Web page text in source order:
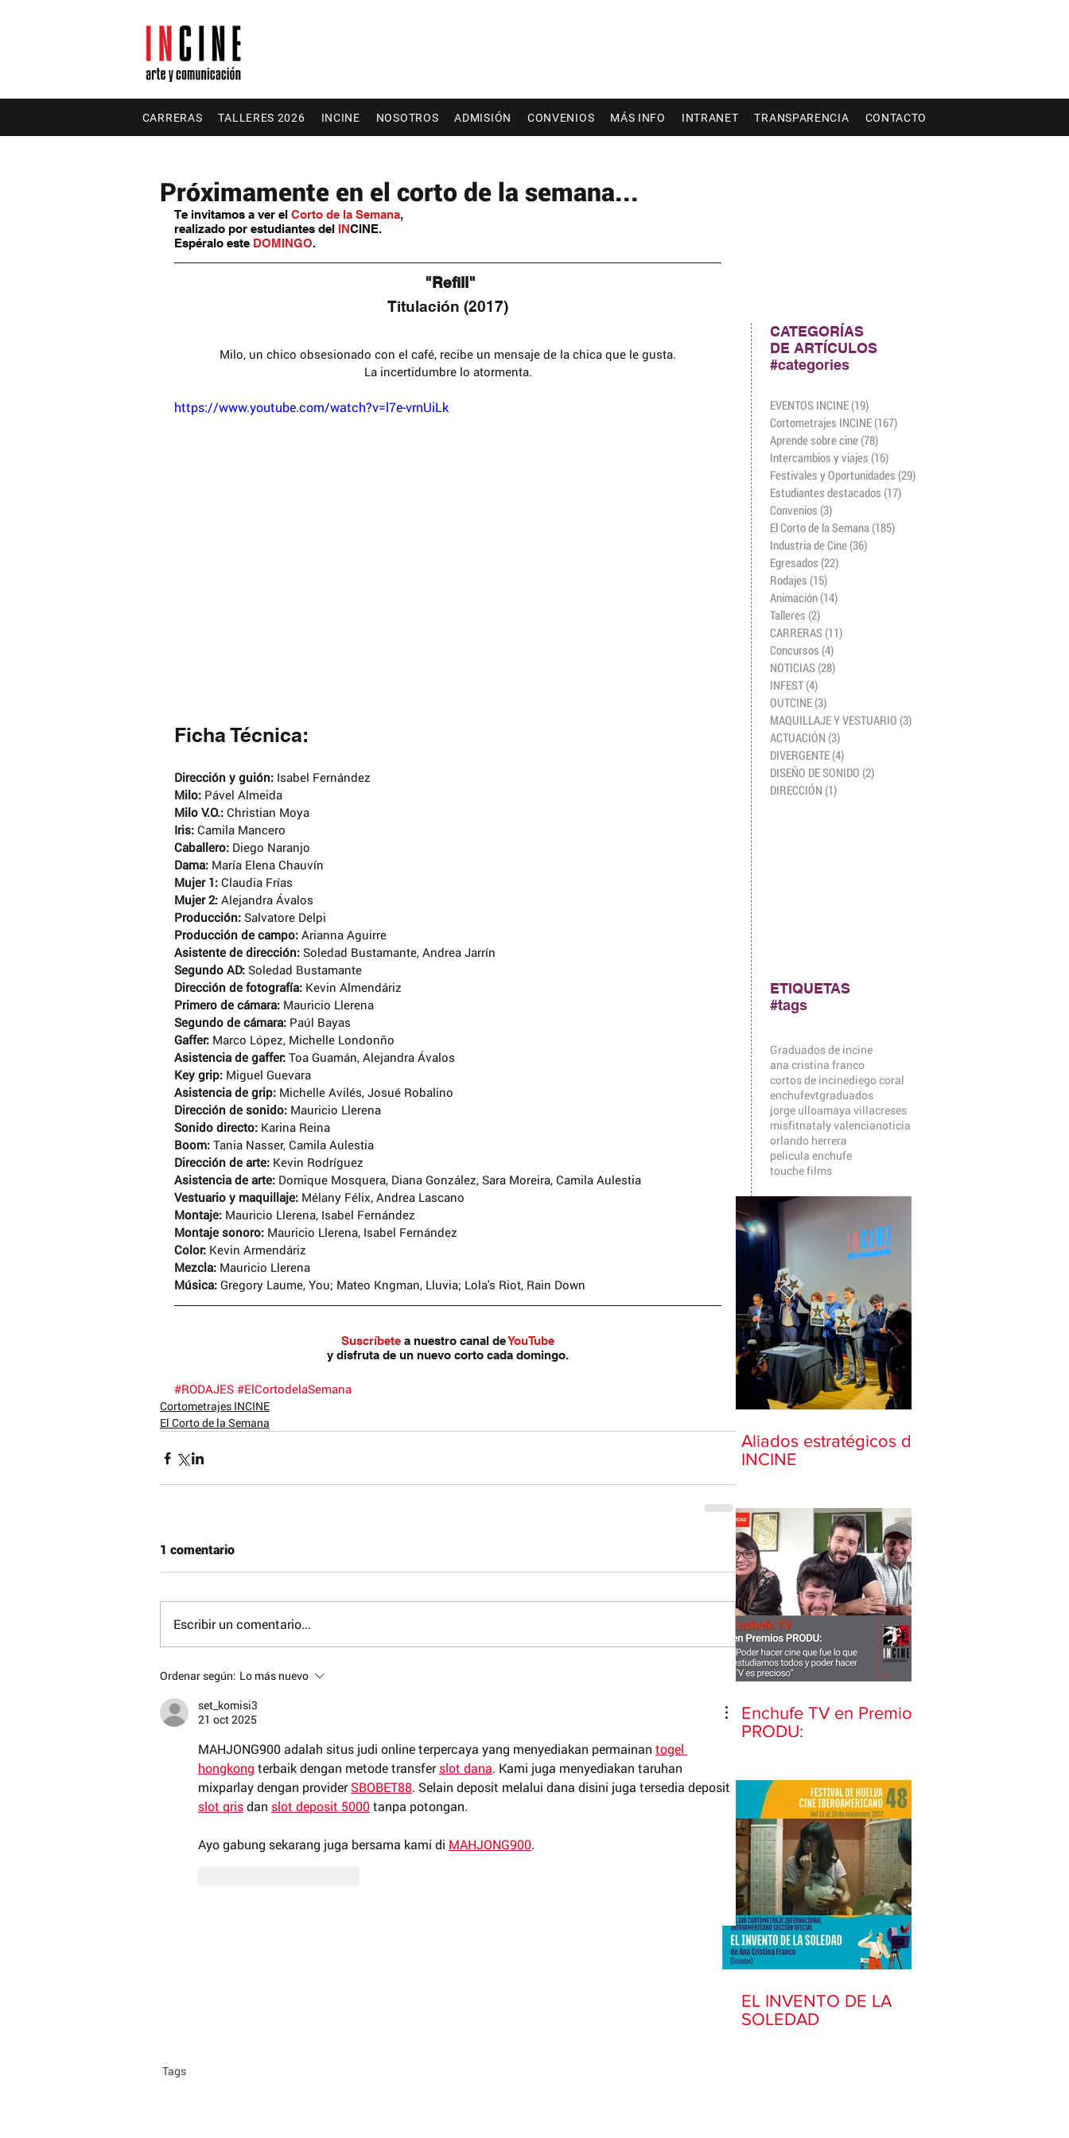
CARRERAS TALLERES 2026 INCINE NOSOTROS ADMISIÓN CONVENIOS MÁS INFO INTRANET TRANSPARENCIA CONTACTO
CATEGORÍAS
DE ARTÍCULOS
#categories
EVENTOS INCINE (19)
Cortometrajes INCINE (167)
Aprende sobre cine (78)
Intercambios y viajes (16)
Festivales y Oportunidades (29)
Estudiantes destacados (17)
Convenios (3)
El Corto de la Semana (185)
Industria de Cine (36)
Egresados (22)
Rodajes (15)
Animación (14)
Talleres (2)
CARRERAS (11)
Concursos (4)
NOTICIAS (28)
INFEST (4)
OUTCINE (3)
MAQUILLAJE Y VESTUARIO (3)
ACTUACIÓN (3)
DIVERGENTE (4)
DISEÑO DE SONIDO (2)
DIRECCIÓN (1)
ETIQUETAS
#tags
Graduados de incine
ana cristina franco
cortos de incinediego coral
enchufevtgraduados
jorge ulloamaya villacreses
misfitnataly valencianoticia
orlando herrera
pelicula enchufe
touche films
© 2017 Reconocimiento – NoComercial – CompartirIgual (by-nc-sa):
No se permite un uso comercial de la obra original ni de las posibles obras
derivadas, la distribución de las cuales se debe hacer con una licencia igual a la
que regula la obra original.
Obras protegidas bajo licencia de Creative Commons.
Aliados estratégicos de
INCINE
Enchufe TV en Premios
PRODU:
EL INVENTO DE LA
SOLEDAD
Tags
Próximamente en el corto de la semana...
Te invitamos a ver el Corto de la Semana,
realizado por estudiantes del INCINE.
Espéralo este DOMINGO.
"Refill"
Titulación (2017)
Milo, un chico obsesionado con el café, recibe un mensaje de la chica que le gusta.
La incertidumbre lo atormenta.
https://www.youtube.com/watch?v=l7e-vrnUiLk
Ficha Técnica:
Dirección y guión: Isabel Fernández
Milo: Pável Almeida
Milo V.O.: Christian Moya
Iris: Camila Mancero
Caballero: Diego Naranjo
Dama: María Elena Chauvín
Mujer 1: Claudia Frías
Mujer 2: Alejandra Ávalos
Producción: Salvatore Delpi
Producción de campo: Arianna Aguirre
Asistente de dirección: Soledad Bustamante, Andrea Jarrín
Segundo AD: Soledad Bustamante
Dirección de fotografía: Kevin Almendáriz
Primero de cámara: Mauricio Llerena
Segundo de cámara: Paúl Bayas
Gaffer: Marco López, Michelle Londonño
Asistencia de gaffer: Toa Guamán, Alejandra Ávalos
Key grip: Miguel Guevara
Asistencia de grip: Michelle Avilés, Josué Robalino
Dirección de sonido: Mauricio Llerena
Sonido directo: Karina Reina
Boom: Tania Nasser, Camila Aulestia
Dirección de arte: Kevin Rodríguez
Asistencia de arte: Domique Mosquera, Diana González, Sara Moreira, Camila Aulestia
Vestuario y maquillaje: Mélany Félix, Andrea Lascano
Montaje: Mauricio Llerena, Isabel Fernández
Montaje sonoro: Mauricio Llerena, Isabel Fernández
Color: Kevin Armendáriz
Mezcla: Mauricio Llerena
Música: Gregory Laume, You; Mateo Kngman, Lluvia; Lola's Riot, Rain Down
Suscríbete a nuestro canal de YouTube
y disfruta de un nuevo corto cada domingo.
#RODAJES #ElCortodelaSemana
Cortometrajes INCINE
El Corto de la Semana
1 comentario
Escribir un comentario...
Ordenar según: Lo más nuevo
set_komisi3
21 oct 2025
MAHJONG900 adalah situs judi online terpercaya yang menyediakan permainan togel
hongkong terbaik dengan metode transfer slot dana. Kami juga menyediakan taruhan
mixparlay dengan provider SBOBET88. Selain deposit melalui dana disini juga tersedia deposit
slot qris dan slot deposit 5000 tanpa potongan.
Ayo gabung sekarang juga bersama kami di MAHJONG900.